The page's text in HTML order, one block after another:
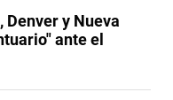
Denver y Nueva
ante el